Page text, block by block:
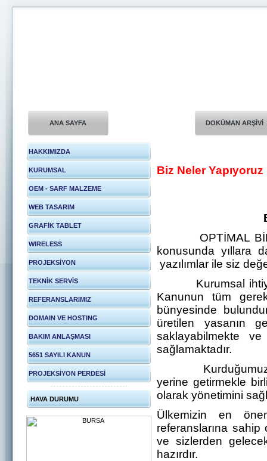
ANA SAYFA DOKÜMAN ARŞİVİ
HAKKIMIZDA
KURUMSAL
OEM - SARF MALZEME
WEB TASARIM
GRAFİK TABLET
WIRELESS
PROJEKSİYON
TEKNİK SERVİS
REFERANSLARIMIZ
DOMAIN VE HOSTING
BAKIM ANLAŞMASI
5651 SAYILI KANUN
PROJEKSİYON PERDESİ
HAVA DURUMU
Biz Neler Yapıyoruz
OPTİMAL
konusunda yıllara
yazılımlar ile siz
Kurumsal
Kanunun tüm
bünyesinde
üretilen yasanın
saklayabilmekte
sağlamaktadır.
Kurduğumuz
yerine getirmekle
olarak yönetimini
Ülkemizin en
referanslarına sahip
ve sizlerden
hazırdır.